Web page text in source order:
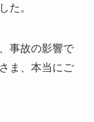
た。
事故の影響で
ま、本当にご